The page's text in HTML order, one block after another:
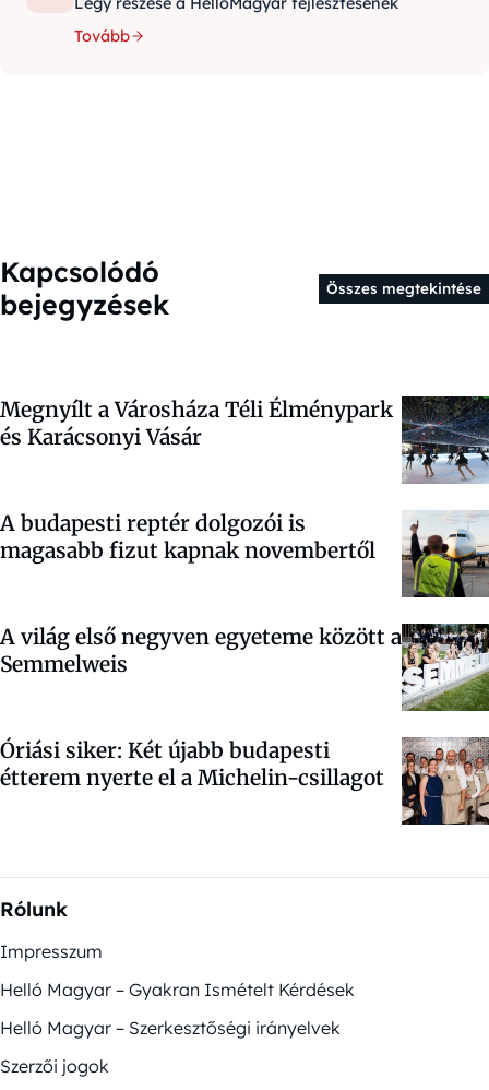
Tovább
Kapcsolódó
bejegyzések
Összes megtekintése
Megnyílt a Városháza Téli Élménypark
és Karácsonyi Vásár
A budapesti reptér dolgozói is
magasabb fizut kapnak novembertől
A világ első negyven egyeteme között a
Semmelweis
Óriási siker: Két újabb budapesti
étterem nyerte el a Michelin-csillagot
Rólunk
Impresszum
Helló Magyar – Gyakran Ismételt Kérdések
Helló Magyar – Szerkesztőségi irányelvek
Szerzői jogok